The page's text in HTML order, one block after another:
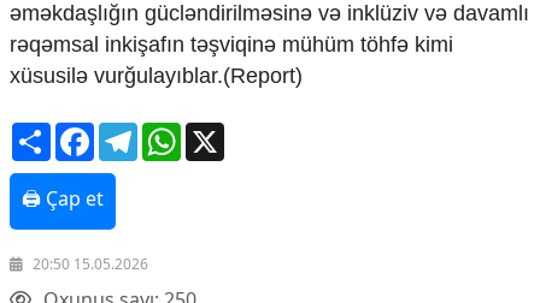
əməkdaşlığın gücləndirilməsinə və inklüziv və davamlı
rəqəmsal inkişafın təşviqinə mühüm töhfə kimi
xüsusilə vurğulayıblar.(Report)
ShareFacebookTelegramWhatsApp
🖨 Çap et
20:50 15.05.2026